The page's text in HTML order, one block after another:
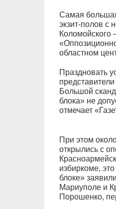
Самая
экзит-полов с
областном
Праздновать
Большой
блока» не
отмечает
При этом
открылись с
избиркоме,
блоке»
Мариуполе и
Порошенко,